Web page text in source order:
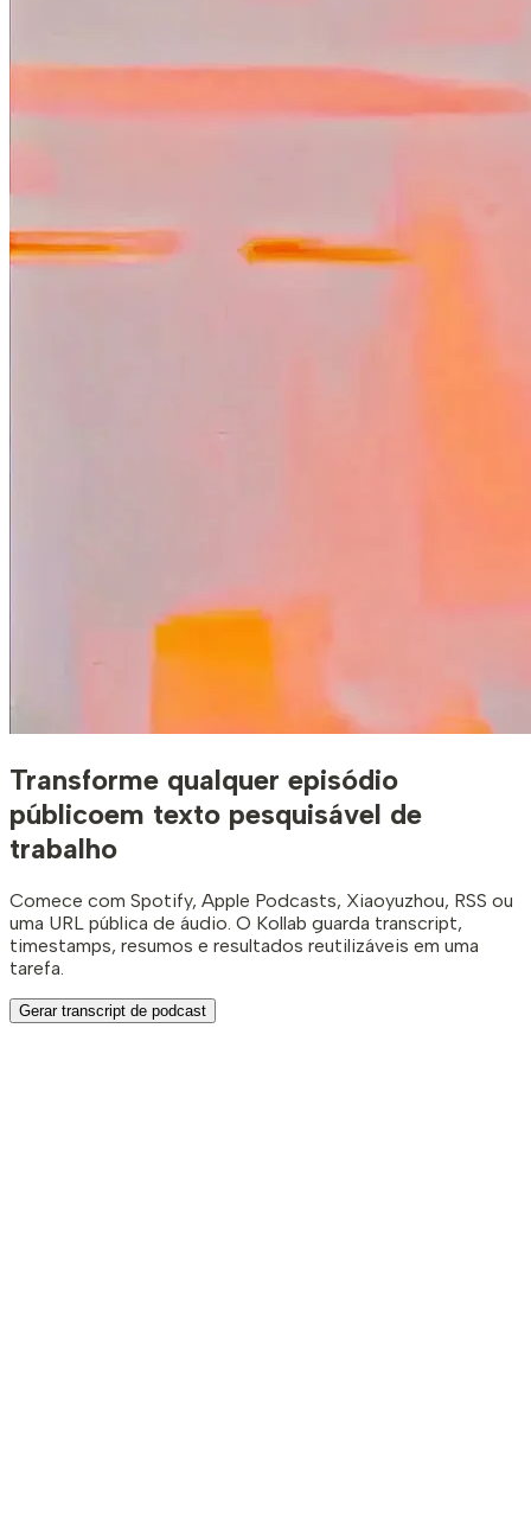
Transforme qualquer episódio
públicoem texto pesquisável de
trabalho
Comece com Spotify, Apple Podcasts, Xiaoyuzhou, RSS ou
uma URL pública de áudio. O Kollab guarda transcript,
timestamps, resumos e resultados reutilizáveis em uma
tarefa.
Gerar transcript de podcast